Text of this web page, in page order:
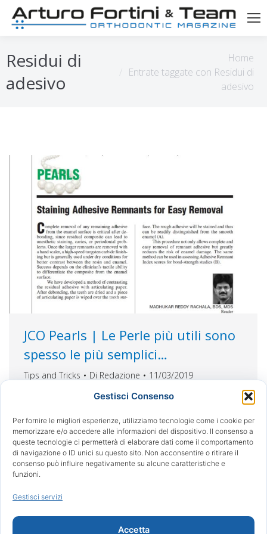
Gestisci Consenso
Per fornire le migliori esperienze, utilizziamo tecnologie come i cookie per
memorizzare e/o accedere alle informazioni del dispositivo. Il consenso a
queste tecnologie ci permetterà di elaborare dati come il comportamento
di navigazione o ID unici su questo sito. Non acconsentire o ritirare il
consenso può influire negativamente su alcune caratteristiche e
funzioni.
Gestisci servizi
Accetta
Residui di
adesivo
Home
Entrate taggate con Residui di
adesivo
JCO Pearls | Le Perle più utili sono
spesso le più semplici…
Tips and Tricks Di Redazione 11/03/2019
Macchiare I residui dell’adesivo per una
dell’adesivo rimanente dalla superficie dello
smalto è fondamentale dopo la fase di
smontaggio, poiché il composito residuo può
causare colorazione antiestetica, carie o problemi
parodontali. Una volta che i residui più grandi
vengono rimossi con uno scaler manuale, una